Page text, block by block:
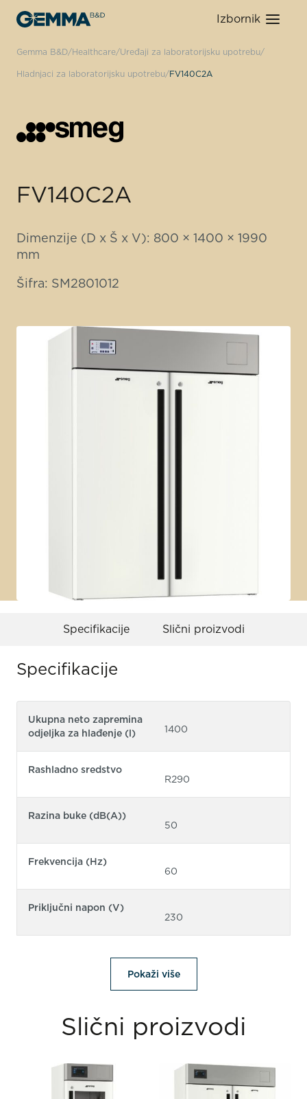
Izbornik
Gemma B&D Healthcare Uređaji za laboratorijsku upotrebu
Hladnjaci za laboratorijsku upotrebu FV140C2A
FV140C2A
Dimenzije (D x Š x V): 800 × 1400 × 1990
mm
Šifra: SM2801012
Specifikacije Slični proizvodi
Specifikacije
Ukupna neto zapremina
odjeljka za hlađenje (l)
1400
Rashladno sredstvo
R290
Razina buke (dB(A))
50
Frekvencija (Hz)
60
Priključni napon (V)
230
Pokaži više
Slični proizvodi